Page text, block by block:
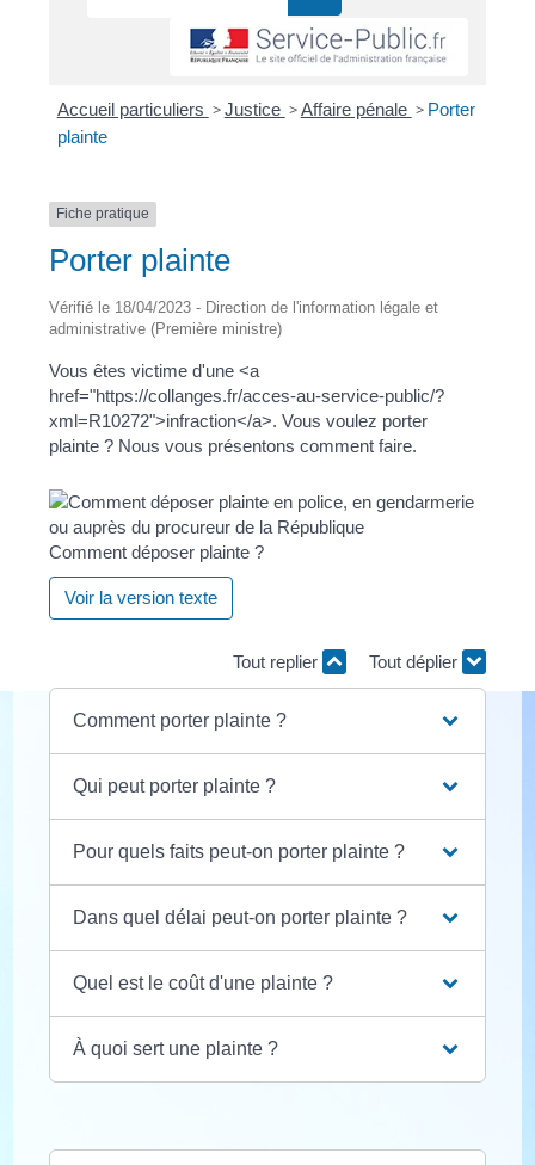
Accueil particuliers >Justice >Affaire pénale > Porter
plainte
Fiche pratique
Porter plainte
Vérifié le 18/04/2023 - Direction de l'information légale et
administrative (Première ministre)
Vous êtes victime d'une <a
href="https://collanges.fr/acces-au-service-public/?
xml=R10272">infraction</a>. Vous voulez porter
plainte ? Nous vous présentons comment faire.
Comment déposer plainte ?
Voir la version texte
Tout replier Tout déplier
Comment porter plainte ?
Qui peut porter plainte ?
Pour quels faits peut-on porter plainte ?
Dans quel délai peut-on porter plainte ?
Quel est le coût d'une plainte ?
À quoi sert une plainte ?